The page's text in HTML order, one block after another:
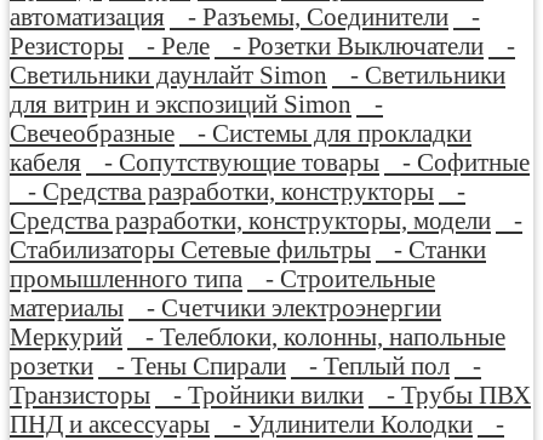
автоматизация
- Разъемы, Соединители
-
Резисторы
- Реле - Розетки Выключатели
-
Светильники даунлайт Simon
- Светильники
для витрин и экспозиций Simon
-
Свечеобразные
- Системы для прокладки
кабеля
- Сопутствующие товары
- Софитные
- Средства разработки, конструкторы
-
Средства разработки, конструкторы, модели
-
Стабилизаторы Сетевые фильтры
- Станки
промышленного типа
- Строительные
материалы
- Счетчики электроэнергии
Меркурий
- Телеблоки, колонны, напольные
розетки
- Тены Спирали - Теплый пол
-
Транзисторы
- Тройники вилки
- Трубы ПВХ
ПНД и аксессуары
- Удлинители Колодки
-